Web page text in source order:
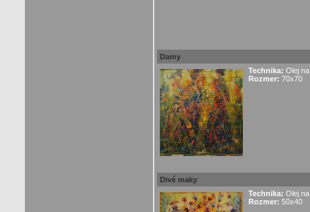
Damy
Technika: Olej
Rozmer: 70x70
Divé maky
Technika: Olej
Rozmer: 50x40